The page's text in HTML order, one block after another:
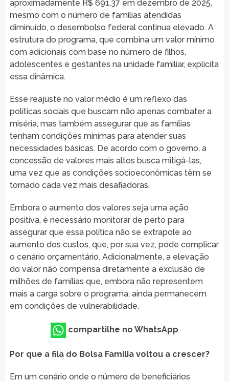
aproximadamente R$ 691,37 em dezembro de 2025,
mesmo com o número de famílias atendidas
diminuído, o desembolso federal continua elevado. A
estrutura do programa, que combina um valor mínimo
com adicionais com base no número de filhos,
adolescentes e gestantes na unidade familiar, explicita
essa dinâmica.
Esse reajuste no valor médio é um reflexo das
políticas sociais que buscam não apenas combater a
miséria, mas também assegurar que as famílias
tenham condições mínimas para atender suas
necessidades básicas. De acordo com o governo, a
concessão de valores mais altos busca mitigá-las,
uma vez que as condições socioeconômicas têm se
tornado cada vez mais desafiadoras.
Embora o aumento dos valores seja uma ação
positiva, é necessário monitorar de perto para
assegurar que essa política não se extrapole ao
aumento dos custos, que, por sua vez, pode complicar
o cenário orçamentário. Adicionalmente, a elevação
do valor não compensa diretamente a exclusão de
milhões de famílias que, embora não representem
mais a carga sobre o programa, ainda permanecem
em condições de vulnerabilidade.
compartilhe no WhatsApp
Por que a fila do Bolsa Família voltou a crescer?
Em um cenário onde o número de beneficiários